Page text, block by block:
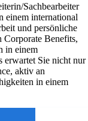
Sachbearbeiter
einem international
und persönliche
Benefits,
in einem
erwartet Sie nicht nur
aktiv an
in einem